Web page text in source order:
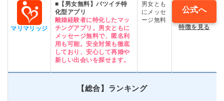
マリマリッジ
■【男女無料】バツイチ特
化型アプリ
離婚経験者に特化したマッ
チングアプリ。 男女ともに
メッセージ無料で、匿名利
用も可能。安全対策も徹底
しており、安心して再婚や
新しい出会いを探せます。
男女とも
にメッセ
ージ無料
公式へ
特徴を見る
【総合】ランキング